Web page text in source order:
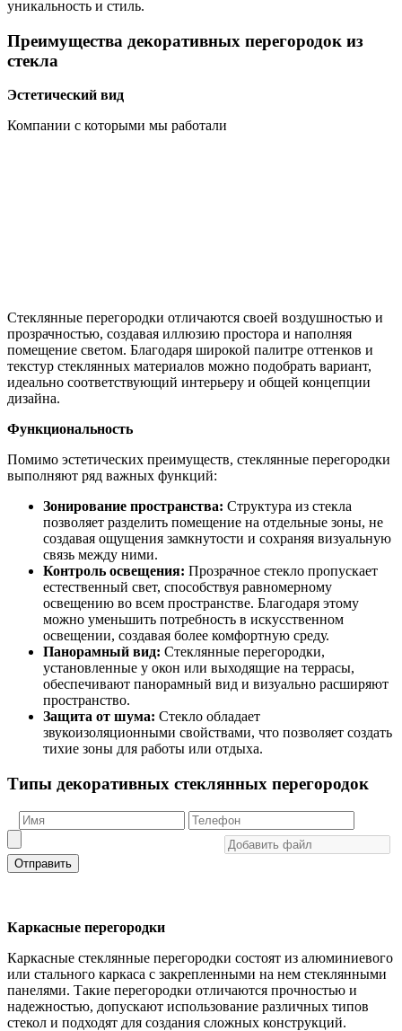
уникальность и стиль.
Преимущества декоративных перегородок из
стекла
Эстетический вид
Компании с которыми мы работали
Стеклянные перегородки отличаются своей воздушностью и
прозрачностью, создавая иллюзию простора и наполняя
помещение светом. Благодаря широкой палитре оттенков и
текстур стеклянных материалов можно подобрать вариант,
идеально соответствующий интерьеру и общей концепции
дизайна.
Функциональность
Помимо эстетических преимуществ, стеклянные перегородки
выполняют ряд важных функций:
Зонирование пространства: Структура из стекла
позволяет разделить помещение на отдельные зоны, не
создавая ощущения замкнутости и сохраняя визуальную
связь между ними.
Контроль освещения: Прозрачное стекло пропускает
естественный свет, способствуя равномерному
освещению во всем пространстве. Благодаря этому
можно уменьшить потребность в искусственном
освещении, создавая более комфортную среду.
Панорамный вид: Стеклянные перегородки,
установленные у окон или выходящие на террасы,
обеспечивают панорамный вид и визуально расширяют
пространство.
Защита от шума: Стекло обладает
звукоизоляционными свойствами, что позволяет создать
тихие зоны для работы или отдыха.
Типы декоративных стеклянных перегородок
Отправить
Каркасные перегородки
Каркасные стеклянные перегородки состоят из алюминиевого
или стального каркаса с закрепленными на нем стеклянными
панелями. Такие перегородки отличаются прочностью и
надежностью, допускают использование различных типов
стекол и подходят для создания сложных конструкций.